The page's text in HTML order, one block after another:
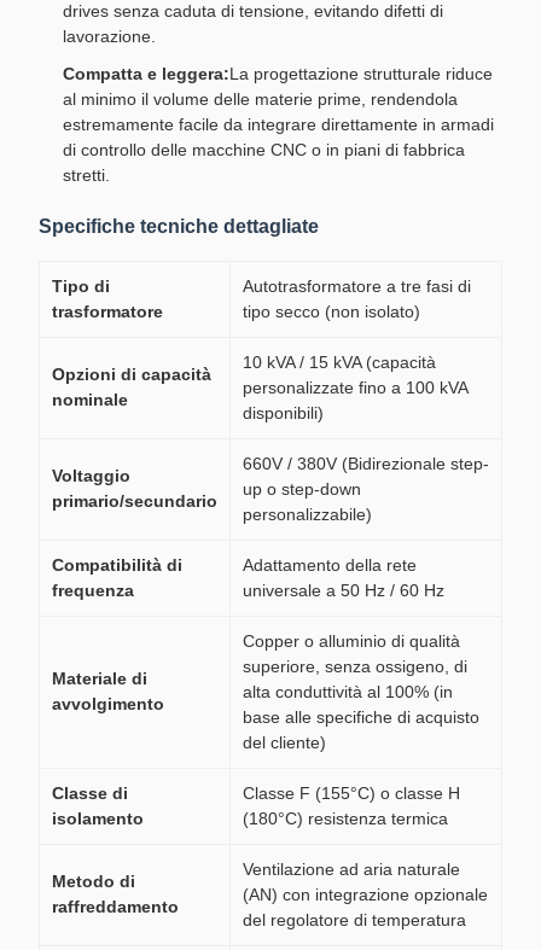
drives senza caduta di tensione, evitando difetti di
lavorazione.
Compatta e leggera:La progettazione strutturale riduce
al minimo il volume delle materie prime, rendendola
estremamente facile da integrare direttamente in armadi
di controllo delle macchine CNC o in piani di fabbrica
stretti.
Specifiche tecniche dettagliate
Tipo di
trasformatore
Autotrasformatore a tre fasi di
tipo secco (non isolato)
Opzioni di capacità
nominale
10 kVA / 15 kVA (capacità
personalizzate fino a 100 kVA
disponibili)
Voltaggio
primario/secundario
660V / 380V (Bidirezionale step-
up o step-down
personalizzabile)
Compatibilità di
frequenza
Adattamento della rete
universale a 50 Hz / 60 Hz
Materiale di
avvolgimento
Copper o alluminio di qualità
superiore, senza ossigeno, di
alta conduttività al 100% (in
base alle specifiche di acquisto
del cliente)
Classe di
isolamento
Classe F (155°C) o classe H
(180°C) resistenza termica
Metodo di
raffreddamento
Ventilazione ad aria naturale
(AN) con integrazione opzionale
del regolatore di temperatura